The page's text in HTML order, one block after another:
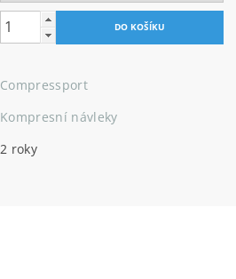
Compressport
Kompresní návleky
2 roky